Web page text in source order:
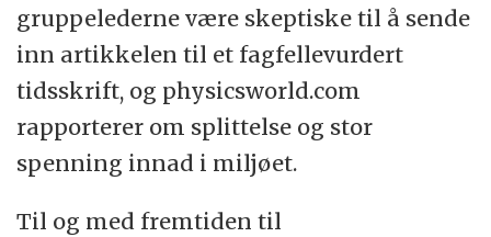
gruppelederne være skeptiske til å sende
inn artikkelen til et fagfellevurdert
tidsskrift, og physicsworld.com
rapporterer om splittelse og stor
spenning innad i miljøet.
Til og med fremtiden til